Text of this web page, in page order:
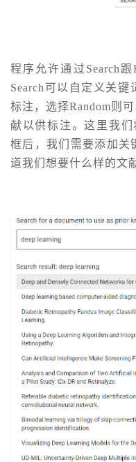
程序允许通过Search跟
Search可以自定义关
标注，选择Random则
献以供标注。这里我们
框后，我们需要添加关
道我们想要什么样的文